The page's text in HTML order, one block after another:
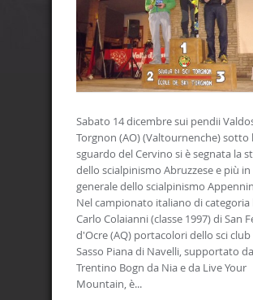
Sabato 14 dicembre sui pendii
Torgnon (AO) (Valtournenche) sotto
sguardo del Cervino si è segnata la
dello scialpinismo Abruzzese e più in
generale dello scialpinismo
Nel campionato italiano di categoria
Carlo Colaianni (classe 1997) di San
d'Ocre (AQ) portacolori dello sci club
Sasso Piana di Navelli, supportato
Trentino Bogn da Nia e da Live Your
Mountain, è...